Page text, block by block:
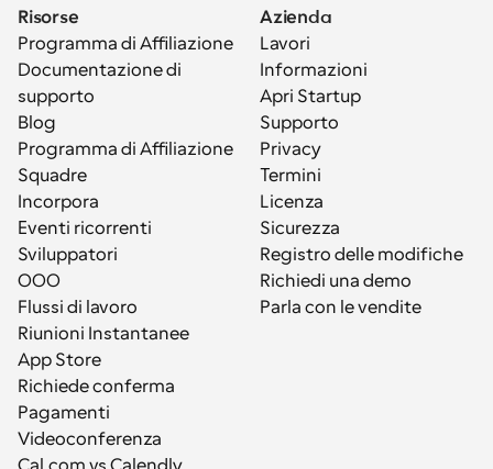
Risorse
Programma di Affiliazione
Documentazione di
supporto
Blog
Programma di Affiliazione
Squadre
Incorpora
Eventi ricorrenti
Sviluppatori
OOO
Flussi di lavoro
Riunioni Instantanee
App Store
Richiede conferma
Pagamenti
Videoconferenza
Azienda
Lavori
Informazioni
Apri Startup
Supporto
Privacy
Termini
Licenza
Sicurezza
Registro delle modifiche
Richiedi una demo
Parla con le vendite